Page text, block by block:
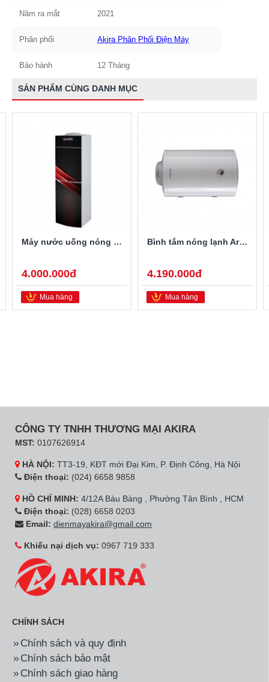
Năm ra mắt 2021
Phân phối Akira Phân Phối Điện Máy
Bảo hành 12 Tháng
SẢN PHẨM CÙNG DANH MỤC
Máy nước uống nóng lạnh Alaska R-80
4.000.000đ
Mua hàng
Bình tắm nóng lạnh Ariston PRO-R40SH 2.5FE 40 Lít
4.190.000đ
Mua hàng
CÔNG TY TNHH THƯƠNG MẠI AKIRA
MST: 0107626914
HÀ NỘI: TT3-19, KĐT mới Đại Kim, P. Định Công, Hà Nội
Điện thoại: (024) 6658 9858
HỒ CHÍ MINH: 4/12A Bàu Bàng , Phường Tân Bình , HCM
Điện thoại: (028) 6658 0203
Email: dienmayakira@gmail.com
Khiếu nại dịch vụ: 0967 719 333
CHÍNH SÁCH
Chính sách và quy định
Chính sách bảo mật
Chính sách giao hàng